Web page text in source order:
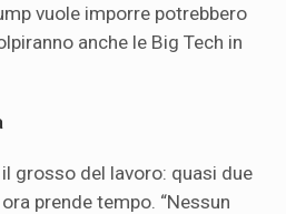
vuole imporre potrebbero
anche le Big Tech in
grosso del lavoro: quasi due
prende tempo. “Nessun